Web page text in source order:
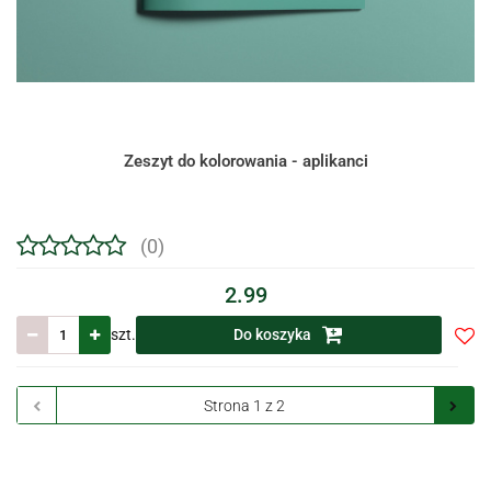
Zeszyt do kolorowania - aplikanci
(0)
2.99
szt. Do koszyka